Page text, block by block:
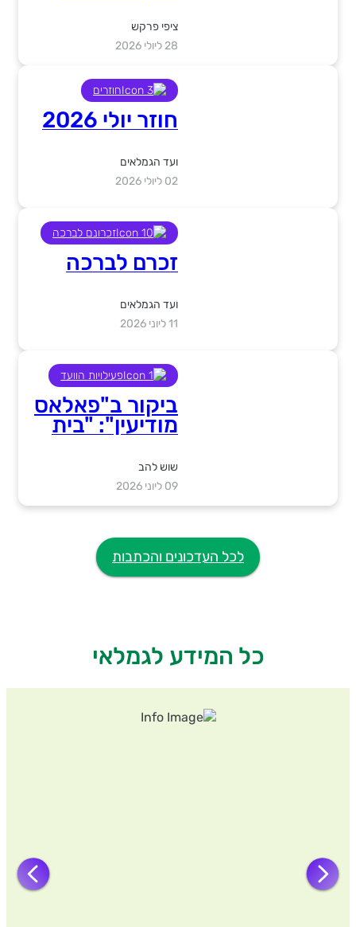
אחרת, בתיאטרון
תמונע
ציפי פרקש
28 ליולי 2026
חוזר יולי 2026
ועד הגמלאים
02 ליולי 2026
חוזרים
זכרם לברכה
ועד הגמלאים
11 ליוני 2026
זכרונם לברכה
ביקור ב"פאלאס
מודיעין": "בית
ריזורט"
שוש להב
09 ליוני 2026
פעילויות הוועד
לכל העדכונים והכתבות
כל המידע לגמלאי